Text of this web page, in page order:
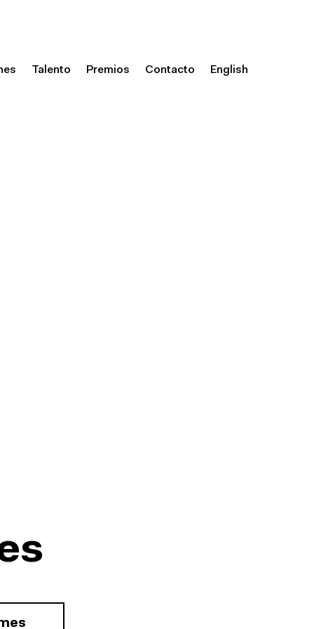
Talento Premios Contacto English